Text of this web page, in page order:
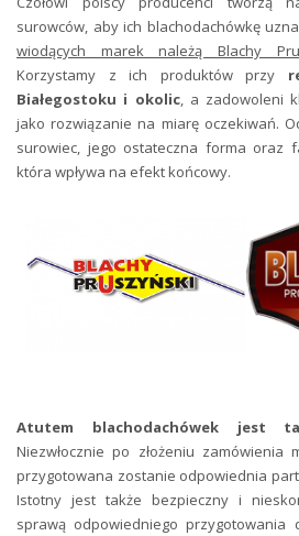
surowców, aby ich blachodachówkę
wiodących marek należą Blachy
Korzystamy z ich produktów przy
Białegostoku i okolic, a zadowoleni
jako rozwiązanie na miarę oczekiwań.
surowiec, jego ostateczna forma oraz
która wpływa na efekt końcowy.
Atutem blachodachówek jest
Niezwłocznie po złożeniu zamówienia
przygotowana zostanie odpowiednia
Istotny jest także bezpieczny i
sprawą odpowiedniego przygotowania